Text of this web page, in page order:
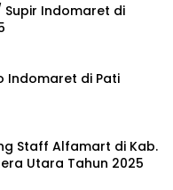
Supir Indomaret di
Indomaret di Pati
Staff Alfamart di Kab.
Utara Tahun 2025